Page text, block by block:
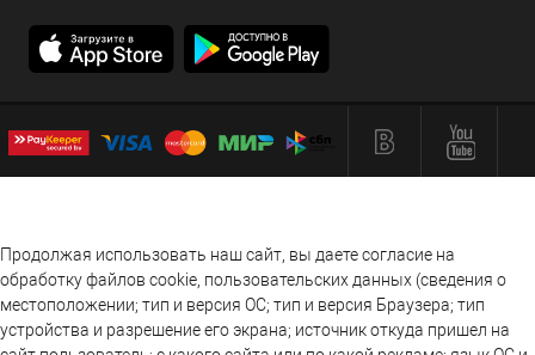
Продолжая использовать наш сайт, вы даете согласие на
обработку файлов cookie, пользовательских данных (сведения о
местоположении; тип и версия ОС; тип и версия Браузера; тип
устройства и разрешение его экрана; источник откуда пришел на